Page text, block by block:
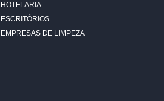
HOTELARIA
ESCRITÓRIOS
EMPRESAS DE LIMPEZA